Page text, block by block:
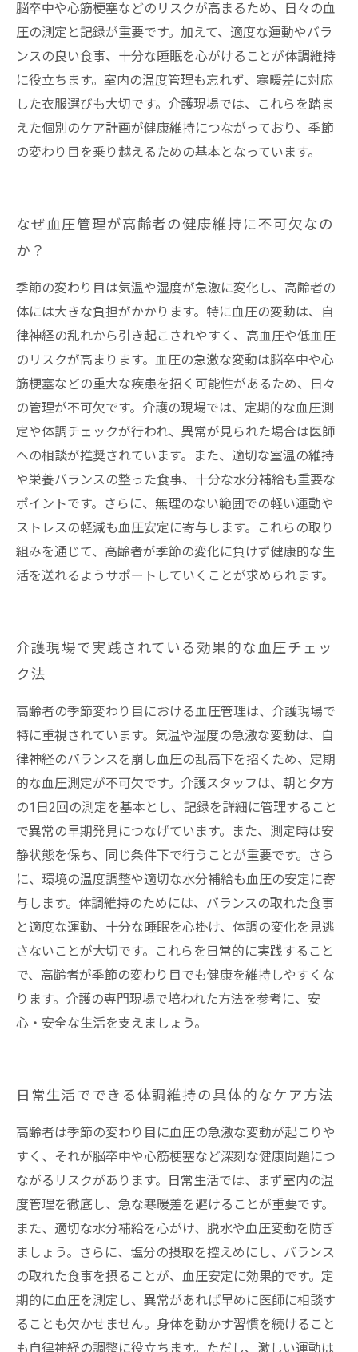
脳卒中や心筋梗塞などのリスクが高まるため、日々の血
圧の測定と記録が重要です。加えて、適度な運動やバラ
ンスの良い食事、十分な睡眠を心がけることが体調維持
に役立ちます。室内の温度管理も忘れず、寒暖差に対応
した衣服選びも大切です。介護現場では、これらを踏ま
えた個別のケア計画が健康維持につながっており、季節
の変わり目を乗り越えるための基本となっています。
なぜ血圧管理が高齢者の健康維持に不可欠なの
か？
季節の変わり目は気温や湿度が急激に変化し、高齢者の
体には大きな負担がかかります。特に血圧の変動は、自
律神経の乱れから引き起こされやすく、高血圧や低血圧
のリスクが高まります。血圧の急激な変動は脳卒中や心
筋梗塞などの重大な疾患を招く可能性があるため、日々
の管理が不可欠です。介護の現場では、定期的な血圧測
定や体調チェックが行われ、異常が見られた場合は医師
への相談が推奨されています。また、適切な室温の維持
や栄養バランスの整った食事、十分な水分補給も重要な
ポイントです。さらに、無理のない範囲での軽い運動や
ストレスの軽減も血圧安定に寄与します。これらの取り
組みを通じて、高齢者が季節の変化に負けず健康的な生
活を送れるようサポートしていくことが求められます。
介護現場で実践されている効果的な血圧チェッ
ク法
高齢者の季節変わり目における血圧管理は、介護現場で
特に重視されています。気温や湿度の急激な変動は、自
律神経のバランスを崩し血圧の乱高下を招くため、定期
的な血圧測定が不可欠です。介護スタッフは、朝と夕方
の1日2回の測定を基本とし、記録を詳細に管理すること
で異常の早期発見につなげています。また、測定時は安
静状態を保ち、同じ条件下で行うことが重要です。さら
に、環境の温度調整や適切な水分補給も血圧の安定に寄
与します。体調維持のためには、バランスの取れた食事
と適度な運動、十分な睡眠を心掛け、体調の変化を見逃
さないことが大切です。これらを日常的に実践すること
で、高齢者が季節の変わり目でも健康を維持しやすくな
ります。介護の専門現場で培われた方法を参考に、安
心・安全な生活を支えましょう。
日常生活でできる体調維持の具体的なケア方法
高齢者は季節の変わり目に血圧の急激な変動が起こりや
すく、それが脳卒中や心筋梗塞など深刻な健康問題につ
ながるリスクがあります。日常生活では、まず室内の温
度管理を徹底し、急な寒暖差を避けることが重要です。
また、適切な水分補給を心がけ、脱水や血圧変動を防ぎ
ましょう。さらに、塩分の摂取を控えめにし、バランス
の取れた食事を摂ることが、血圧安定に効果的です。定
期的に血圧を測定し、異常があれば早めに医師に相談す
ることも欠かせません。身体を動かす習慣を続けること
も自律神経の調整に役立ちます。ただし、激しい運動は